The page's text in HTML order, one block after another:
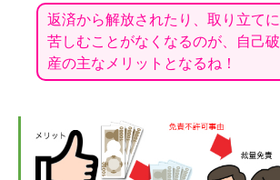
返済から解放されたり、取り立てに
苦しむことがなくなるのが、自己破
産の主なメリットとなるね！